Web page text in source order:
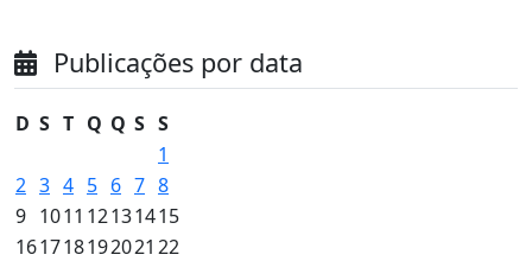
Publicações por data
D S T Q Q S S
1
2 3 4 5 6 7 8
9 1011 12131415
161718192021 22